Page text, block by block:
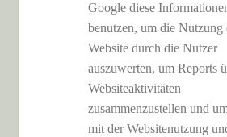
Google diese
benutzen, um die Nutzung
Website durch die Nutzer
auszuwerten, um Reports
Websiteaktivitäten
zusammenzustellen und
mit der Websitenutzung